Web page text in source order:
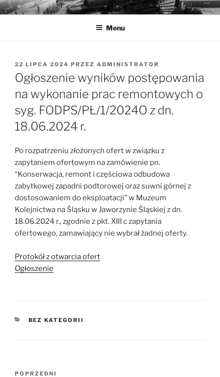
Przejdź
do
MUZEA TECHNIKI
Ochrona zabytków techniki
Menu
OPUBLIKOWANE
W
22 LIPCA 2024 PRZEZ ADMINISTRATOR
Ogłoszenie wyników postępowania
na wykonanie prac remontowych o
syg. FODPS/PŁ/1/2024O z dn.
18.06.2024 r.
Po rozpatrzeniu złożonych ofert w związku z
zapytaniem ofertowym na zamówienie pn.
“Konserwacja, remont i częściowa odbudowa
zabytkowej zapadni podtorowej oraz suwni górnej z
dostosowaniem do eksploatacji” w Muzeum
Kolejnictwa na Śląsku w Jaworzynie Śląskiej z dn.
18.06.2024 r., zgodnie z pkt. XIII c zapytania
ofertowego, zamawiający nie wybrał żadnej oferty.
Protokół z otwarcia ofert
Ogłoszenie
KATEGORIE
BEZ KATEGORII
Poprzedni
POPRZEDNI